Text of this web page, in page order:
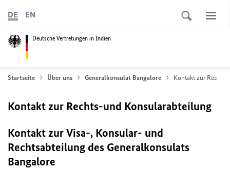
Deutsche Vertretungen in Indien
DE EN
Startseite Über uns Generalkonsulat Bangalore Kontakt zur
Kontakt zur Rechts-und Konsularabteilung
Kontakt zur Visa-, Konsular- und
Rechtsabteilung des Generalkonsulats
Bangalore